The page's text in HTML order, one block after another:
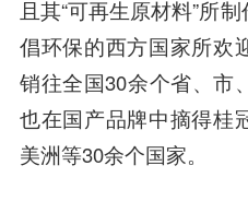
且其“可再生原材料”所
倡环保的西方国家所欢
销往全国30余个省、市
也在国产品牌中摘得桂
美洲等30余个国家。